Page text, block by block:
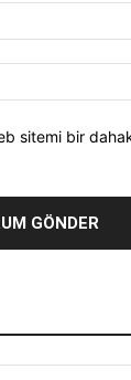
sitemi bir